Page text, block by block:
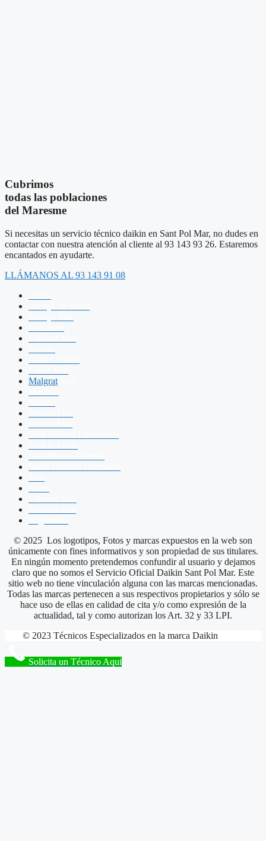
Cubrimos
todas las poblaciones
del Maresme
Si necesitas un servicio técnico daikin en Sant Pol Mar, no dudes en
contactar con nuestra atención al cliente al 93 143 93 26. Estaremos
encantados en ayudarte.
LLÁMANOS AL 93 143 91 08
Malgrat
© 2025 Los logotipos, Fotos y marcas expuestos en la web son
únicamente con fines informativos y son propiedad de sus titulares.
En ningún momento pretendemos confundir al usuario y dejamos
claro que no somos el Servicio Oficial Daikin Sant Pol Mar. Este
sitio web no tiene vinculación alguna con las marcas mencionadas.
Todas las marcas pertenecen a sus respectivos propietarios y sólo se
hace uso de ellas en calidad de cita y/o como expresión de la
actualidad, tal y como autorizan los Art. 32 y 33 LPI.
© 2023 Técnicos Especializados en la marca Daikin
Solicita un Técnico Aqui